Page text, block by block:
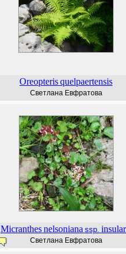
Oreopterisquelpaertensis
Светлана Евфратова
Micranthes nelsoniana ssp.
Светлана Евфратова